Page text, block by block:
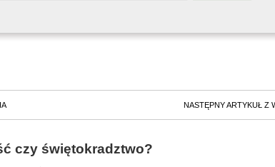
NASTĘPNY ARTYKUŁ Z
czy świętokradztwo?